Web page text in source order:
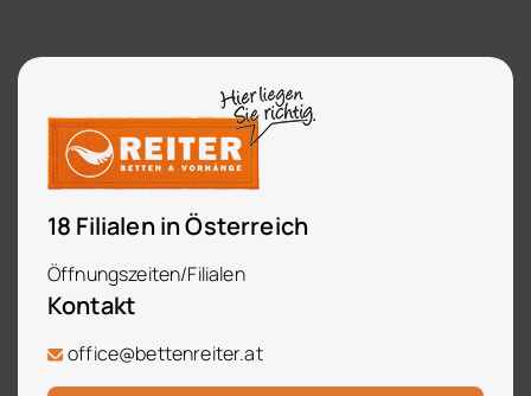
18 Filialen in Österreich
Öffnungszeiten/Filialen
Kontakt
office@bettenreiter.at